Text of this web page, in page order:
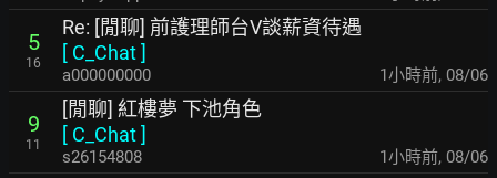
5
16
Re: [閒聊] 前護理師台V談薪資待遇
[ C_Chat]
a000000000 1小時前, 08/06
9
11
[閒聊] 紅樓夢 下池角色
[ C_Chat]
s26154808 1小時前, 08/06